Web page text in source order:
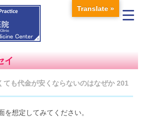
イ
も代金が安くならないのはなぜか 201
を想定してみてください。
Translate »